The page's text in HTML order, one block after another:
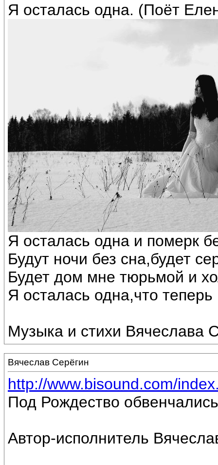
Я осталась одна. (Поёт
Я осталась одна и померк
Будут ночи без сна,будет
Будет дом мне тюрьмой и
Я осталась одна,что теперь
Музыка и стихи Вячеслава
Вячеслав Серёгин
http://www.bisound.com/
Под Рождество
Автор-исполнитель